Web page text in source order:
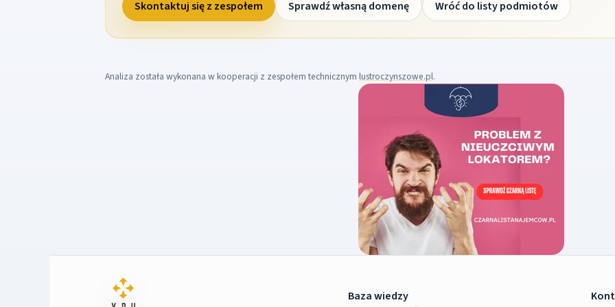
Skontaktuj się z zespołem Sprawdź własną domenę Wróć do listy podmiotów
Analiza została wykonana w kooperacji z zespołem technicznym lustroczynszowe.pl.
Baza wiedzy